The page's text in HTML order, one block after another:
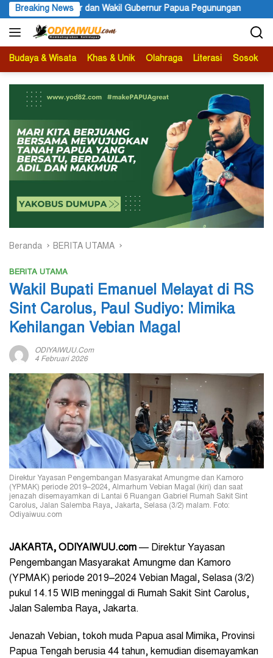
Langsung
ke
konten
Breaking News
Pegunungan PBB Mengakui Kedaulatan Negara
Budaya & Wisata Khas & Unik Olahraga Literasi Sosok
Beranda BERITA UTAMA
BERITA UTAMA
Wakil Bupati Emanuel Melayat di RS
Sint Carolus, Paul Sudiyo: Mimika
Kehilangan Vebian Magal
ODIYAIWUU.com
4 Februari 2026
Direktur Yayasan Pengembangan Masyarakat Amungme dan Kamoro
(YPMAK) periode 2019–2024, Almarhum Vebian Magal (kiri) dan saat
jenazah disemayamkan di Lantai 6 Ruangan Gabriel Rumah Sakit Sint
Carolus, Jalan Salemba Raya, Jakarta, Selasa (3/2) malam. Foto:
Odiyaiwuu.com
JAKARTA, ODIYAIWUU.com — Direktur Yayasan
Pengembangan Masyarakat Amungme dan Kamoro
(YPMAK) periode 2019–2024 Vebian Magal, Selasa (3/2)
pukul 14.15 WIB meninggal di Rumah Sakit Sint Carolus,
Jalan Salemba Raya, Jakarta.
Jenazah Vebian, tokoh muda Papua asal Mimika, Provinsi
Papua Tengah berusia 44 tahun, kemudian disemayamkan